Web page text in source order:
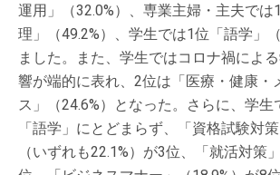
運用」（32.0%）、専業主婦・主夫では
理」（49.2%）、学生では1位「語学」
ました。また、学生ではコロナ禍によ
響が端的に表れ、2位は「医療・健康・
ス」（24.6%）となった。さらに、学生
「語学」にとどまらず、「資格試験対
（いずれも22.1%）が3位、「就活対策